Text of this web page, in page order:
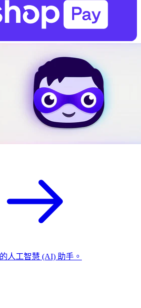
人工智慧 (AI) 助手。